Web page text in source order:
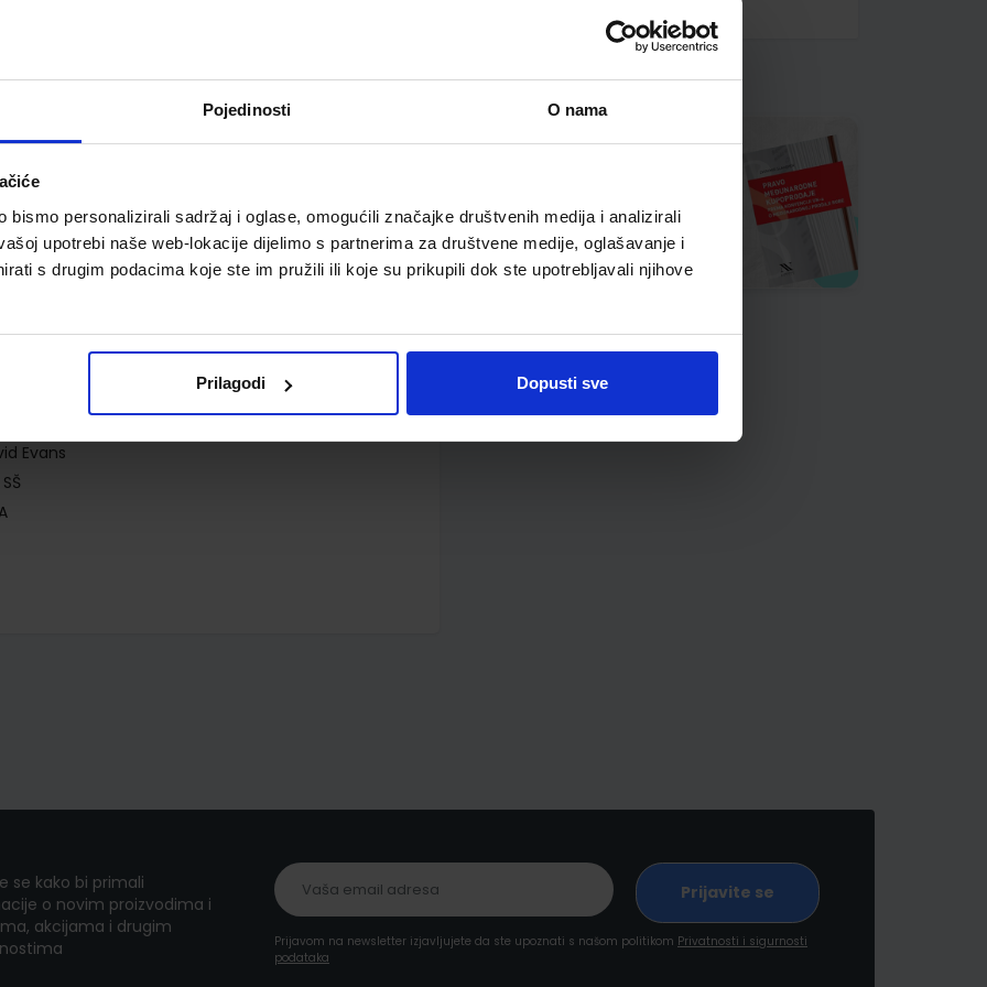
Pojedinosti O nama
bismo personalizirali sadržaj i oglase, omogućili značajke društvenih medija i analizirali
upotrebi naše web-lokacije dijelimo s partnerima za društvene medije, oglašavanje i
s drugim podacima koje ste im pružili ili koje su prikupili dok ste upotrebljavali njihove
Prilagodi Dopusti sve
bilježnica engleskog jezika za 2. i 3. razred 3-
razred gimnazija i 4-godišnjih strukovnih škola, drugi
Evans
se kako bi primali
o novim proizvodima i
akcijama i drugim
Prijavom na newsletter izjavljujete da ste upoznati s našom politikom Privatnosti i sigurnosti
podataka